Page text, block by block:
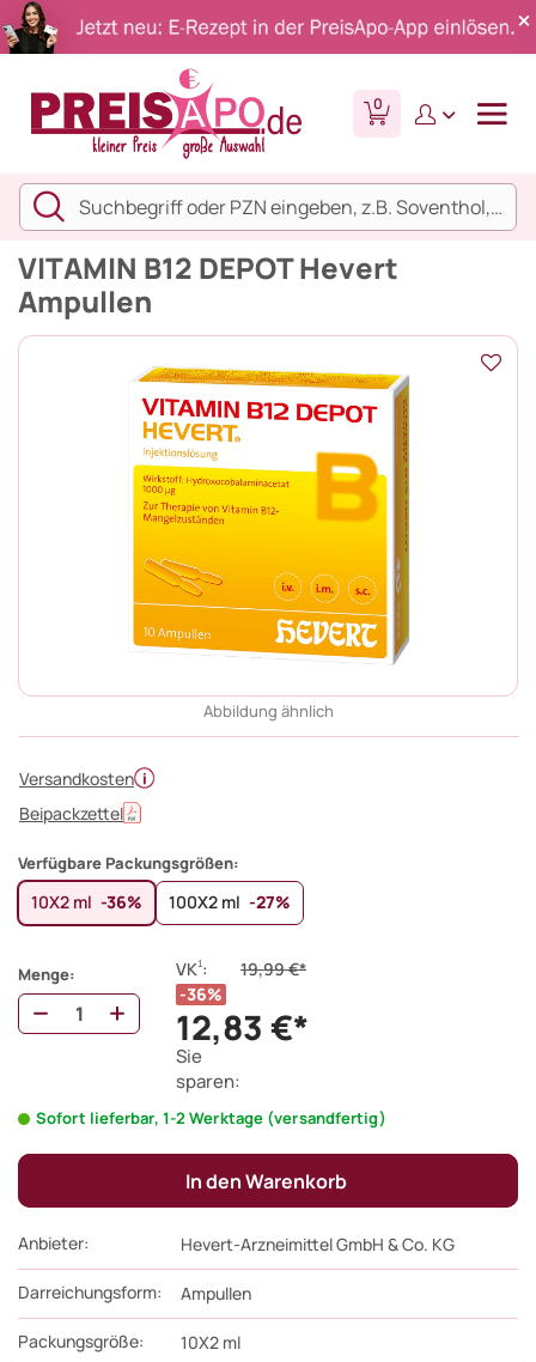
0
VITAMIN B12 DEPOT Hevert
Ampullen
Abbildung ähnlich
Versandkosten
Beipackzettel
Anbieter: Hevert-Arzneimittel GmbH & Co. KG
Darreichungsform: Ampullen
Packungsgröße: 10X2 ml
Verfügbare Packungsgrößen:
10X2 ml -36% 100X2 ml -27%
Menge: VK1 : 19,99 €*
12,83 €*
Sie
sparen:
36%
Sofort lieferbar, 1-2 Werktage (versandfertig)
In den Warenkorb